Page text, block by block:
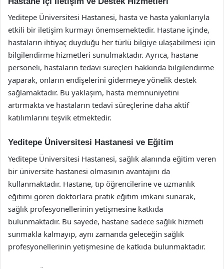
Yeditepe Üniversitesi Hastanesi, hasta ve hasta yakınlarıyla
etkili bir iletişim kurmayı önemsemektedir. Hastane içinde,
hastaların ihtiyaç duyduğu her türlü bilgiye ulaşabilmesi için
bilgilendirme hizmetleri sunulmaktadır. Ayrıca, hastane
personeli, hastaların tedavi süreçleri hakkında bilgilendirme
yaparak, onların endişelerini gidermeye yönelik destek
sağlamaktadır. Bu yaklaşım, hasta memnuniyetini
artırmakta ve hastaların tedavi süreçlerine daha aktif
katılımlarını teşvik etmektedir.
Yeditepe Üniversitesi Hastanesi ve Eğitim
Yeditepe Üniversitesi Hastanesi, sağlık alanında eğitim veren
bir üniversite hastanesi olmasının avantajını da
kullanmaktadır. Hastane, tıp öğrencilerine ve uzmanlık
eğitimi gören doktorlara pratik eğitim imkanı sunarak,
sağlık profesyonellerinin yetişmesine katkıda
bulunmaktadır. Bu sayede, hastane sadece sağlık hizmeti
sunmakla kalmayıp, aynı zamanda geleceğin sağlık
profesyonellerinin yetişmesine de katkıda bulunmaktadır.